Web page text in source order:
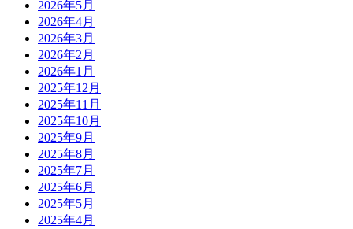
2026年5月
2026年4月
2026年3月
2026年2月
2026年1月
2025年12月
2025年11月
2025年10月
2025年9月
2025年8月
2025年7月
2025年6月
2025年5月
2025年4月